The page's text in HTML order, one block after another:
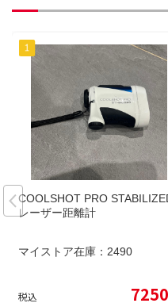
COOLSHOT PRO
レーザー距離計
マイストア在庫： 2490
税込 7250